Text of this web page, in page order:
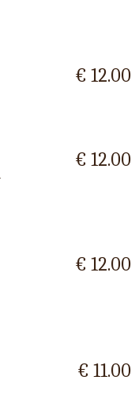
€ 12.00
€ 12.00
€ 12.00
€ 11.00